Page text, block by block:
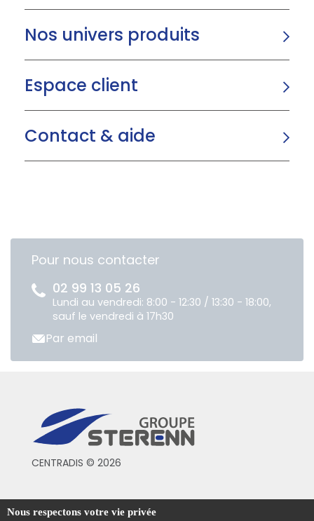
Nos univers produits
Espace client
Contact & aide
Pour nous contacter
02 99 13 05 26
Lundi au vendredi: 8:00 - 12:30 / 13:30 - 18:00,
sauf le vendredi à 17h30
Par email
CENTRADIS © 2026
Conditions générales de vente
Nous respectons votre vie privée